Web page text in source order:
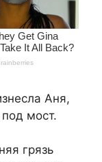
Аня,
мост.
грязь